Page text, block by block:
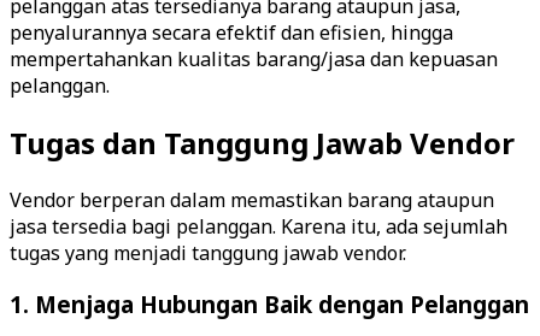
pelanggan atas tersedianya barang ataupun jasa,
penyalurannya secara efektif dan efisien, hingga
mempertahankan kualitas barang/jasa dan kepuasan
pelanggan.
Tugas dan Tanggung Jawab Vendor
Vendor berperan dalam memastikan barang ataupun
jasa tersedia bagi pelanggan. Karena itu, ada sejumlah
tugas yang menjadi tanggung jawab vendor.
1. Menjaga Hubungan Baik dengan Pelanggan